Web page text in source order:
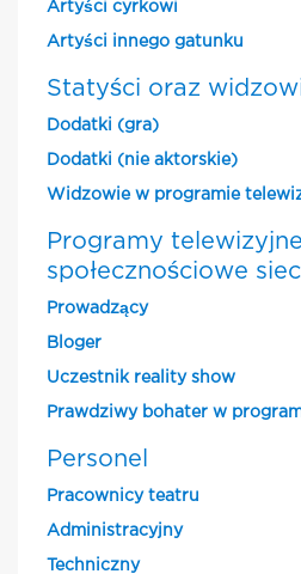
Artyści cyrkowi
Artyści innego gatunku
Statyści oraz
Dodatki (gra)
Dodatki (nie aktorskie)
Widzowie w programie
Programy
społecznościowe
Prowadzący
Bloger
Uczestnik reality show
Prawdziwy bohater w
Personel
Pracownicy teatru
Administracyjny
Techniczny